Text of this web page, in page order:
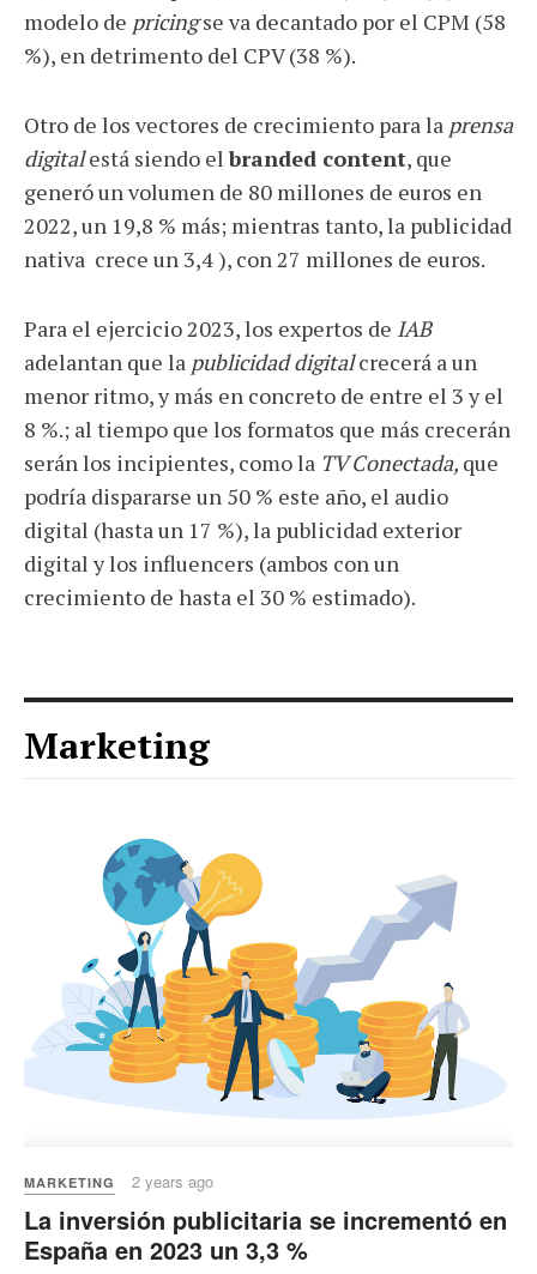
modelo de pricingse va decantado por el CPM (58
%), en detrimento del CPV (38 %).
Otro de los vectores de crecimiento para la prensa
digitalestá siendo elbranded content, que
generó un volumen de 80 millones de euros en
2022, un 19,8 % más; mientras tanto, la publicidad
nativa crece un 3,4 ), con 27 millones de euros.
Para el ejercicio 2023, los expertos de IAB
adelantan que la publicidad digitalcrecerá a un
menor ritmo, y más en concreto de entre el 3 y el
8 %.; al tiempo que los formatos que más crecerán
serán los incipientes, como la TV Conectada, que
podría dispararse un 50 % este año, el audio
digital (hasta un 17 %), la publicidad exterior
digital y los influencers (ambos con un
crecimiento de hasta el 30 % estimado).
Marketing
MARKETING 2 years ago
La inversión publicitaria se incrementó en
España en 2023 un 3,3 %